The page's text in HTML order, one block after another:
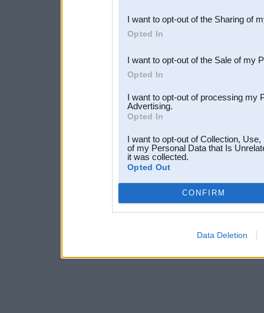
Downstream Participants
third parties.
I want to opt-out of the Sharing of
Opted In
I want to opt-out of the Sale of my
Opted In
I want to opt-out of processing my
Advertising.
Opted In
I want to opt-out of Collection,
of my Personal Data that Is
it was collected.
Opted Out
CONFIRM
Data Deletion